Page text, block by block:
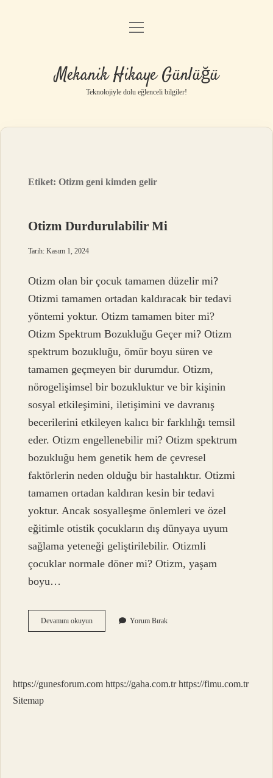
Anasayfa
Yasal Uyarı
menüyü
Mekanik Hikaye Günlüğü
Teknolojiyle dolu eğlenceli bilgiler!
Etiket:Otizm geni kimden gelir
Otizm Durdurulabilir Mi
Tarih: Kasım 1, 2024
Otizm olan bir çocuk tamamen düzelir mi?
Otizmi tamamen ortadan kaldıracak bir tedavi
yöntemi yoktur. Otizm tamamen biter mi?
Otizm Spektrum Bozukluğu Geçer mi? Otizm
spektrum bozukluğu, ömür boyu süren ve
tamamen geçmeyen bir durumdur. Otizm,
nörogelişimsel bir bozukluktur ve bir kişinin
sosyal etkileşimini, iletişimini ve davranış
becerilerini etkileyen kalıcı bir farklılığı temsil
eder. Otizm engellenebilir mi? Otizm spektrum
bozukluğu hem genetik hem de çevresel
faktörlerin neden olduğu bir hastalıktır. Otizmi
tamamen ortadan kaldıran kesin bir tedavi
yoktur. Ancak sosyalleşme önlemleri ve özel
eğitimle otistik çocukların dış dünyaya uyum
sağlama yeteneği geliştirilebilir. Otizmli
çocuklar normale döner mi? Otizm, yaşam
boyu…
Devamını okuyunOtizm
Durdurulabilir
Yorum Bırak
https://gunesforum.com https://gaha.com.tr https://fimu.com.tr
Sitemap